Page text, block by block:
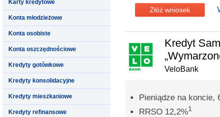
Karty kredytowe
Konta młodzieżowe
Konta osobiste
Konta oszczędnościowe
Kredyty gotówkowe
Kredyty konsolidacyjne
Kredyty mieszkaniowe
Kredyty refinansowe
Złóż wniosek
Kredyt
VeloBank
Pieniądze na koncie,
RRSO 12,2%1